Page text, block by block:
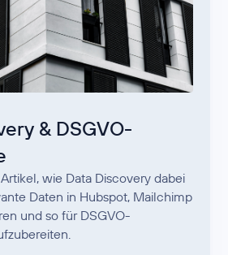
& DSGVO-
wie Data Discovery dabei
Daten in Hubspot, Mailchimp
und so für DSGVO-